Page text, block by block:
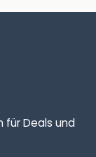
Deals und